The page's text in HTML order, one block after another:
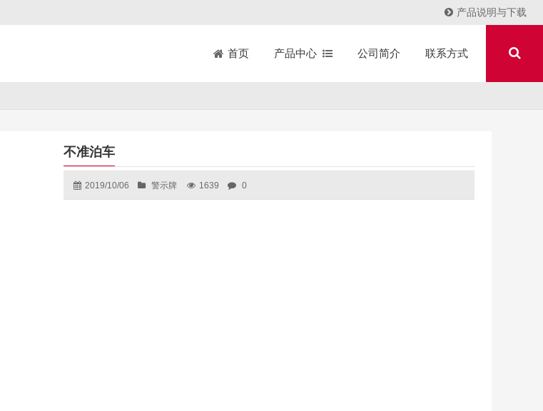
产品说明与下载
首页 产品中心 公司简介 联系方式
不准泊车
2019/10/06 警示牌 1639 0